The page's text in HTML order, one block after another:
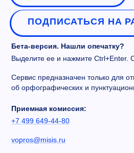
ПОДПИСАТЬСЯ НА
Бета-версия. Нашли опечатку?
Выделите ее и нажмите Ctrl+Enter.
Сервис предназначен только для
об орфографических и
Приемная комиссия:
+7 499 649-44-80
vopros@misis.ru